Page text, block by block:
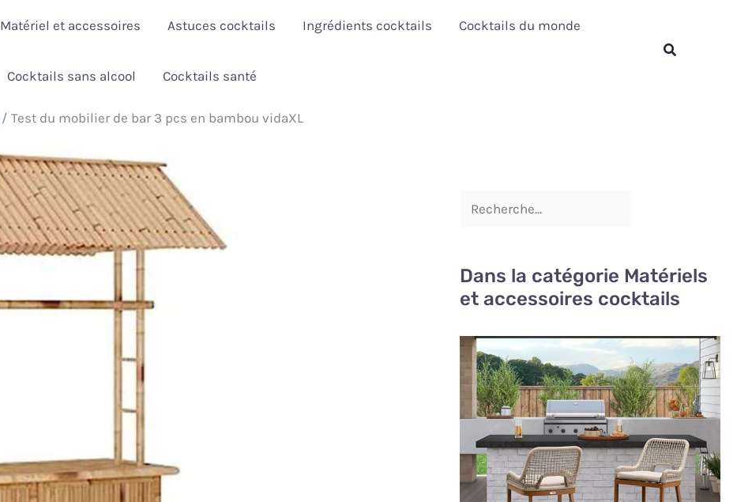
Matériel et accessoires Astuces cocktails Ingrédients cocktails Cocktails du monde
Cocktails sans alcool Cocktails santé
Rechercher
Test du mobilier de bar 3 pcs en bambou vidaXL
Dans la catégorie Matériels
et accessoires cocktails